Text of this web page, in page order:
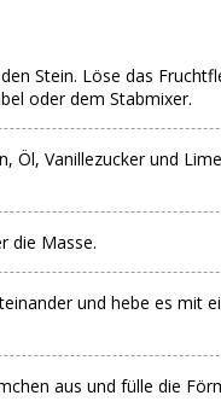
Stein. Löse das
oder dem Stabmixer.
Öl, Vanillezucker und
die Masse.
und hebe es mit
aus und fülle die